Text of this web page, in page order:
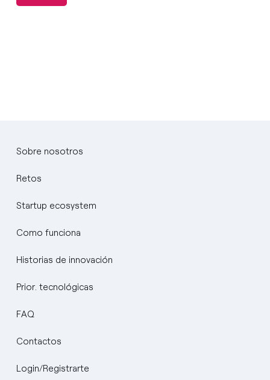
Sobre nosotros
Retos
Startup ecosystem
Como funciona
Historias de innovación
Prior. tecnológicas
FAQ
Contactos
Login/Registrarte